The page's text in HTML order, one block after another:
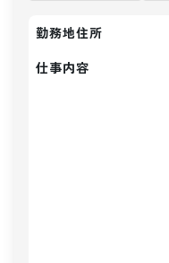
勤務地住所
仕事内容